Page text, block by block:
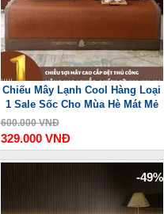
Chiếu Mây Lạnh Cool Hàng Loại
1 Sale Sốc Cho Mùa Hè Mát Mẻ
600.000 VNĐ
329.000 VNĐ
-49%